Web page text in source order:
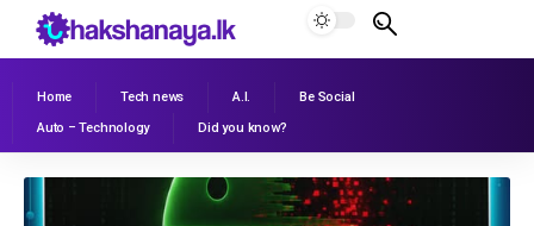
Home Tech news A.I.
Be Social
Auto – Technology
Did you know?